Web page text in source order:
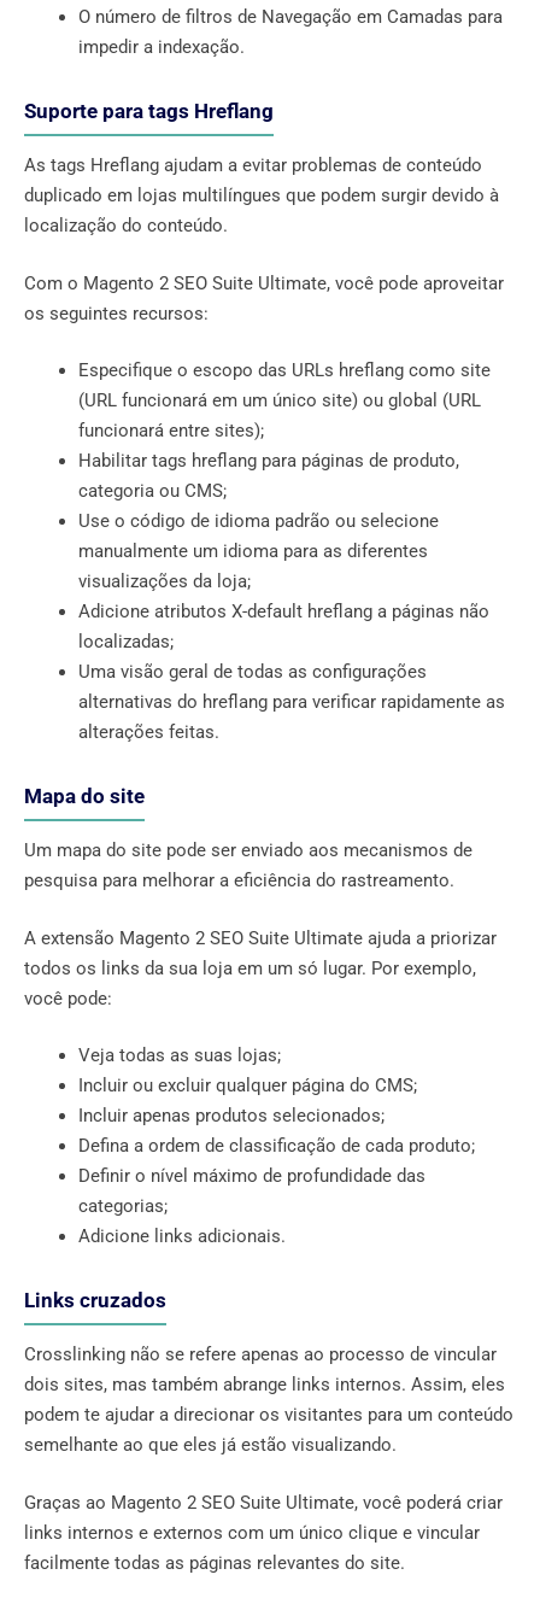
O número de filtros de Navegação em Camadas para
impedir a indexação.
Suporte para tags Hreflang
As tags Hreflang ajudam a evitar problemas de conteúdo
duplicado em lojas multilíngues que podem surgir devido à
localização do conteúdo.
Com o Magento 2 SEO Suite Ultimate, você pode aproveitar
os seguintes recursos:
Especifique o escopo das URLs hreflang como site
(URL funcionará em um único site) ou global (URL
funcionará entre sites);
Habilitar tags hreflang para páginas de produto,
categoria ou CMS;
Use o código de idioma padrão ou selecione
manualmente um idioma para as diferentes
visualizações da loja;
Adicione atributos X-default hreflang a páginas não
localizadas;
Uma visão geral de todas as configurações
alternativas do hreflang para verificar rapidamente as
alterações feitas.
Mapa do site
Um mapa do site pode ser enviado aos mecanismos de
pesquisa para melhorar a eficiência do rastreamento.
A extensão Magento 2 SEO Suite Ultimate ajuda a priorizar
todos os links da sua loja em um só lugar. Por exemplo,
você pode:
Veja todas as suas lojas;
Incluir ou excluir qualquer página do CMS;
Incluir apenas produtos selecionados;
Defina a ordem de classificação de cada produto;
Definir o nível máximo de profundidade das
categorias;
Adicione links adicionais.
Links cruzados
Crosslinking não se refere apenas ao processo de vincular
dois sites, mas também abrange links internos. Assim, eles
podem te ajudar a direcionar os visitantes para um conteúdo
semelhante ao que eles já estão visualizando.
Graças ao Magento 2 SEO Suite Ultimate, você poderá criar
links internos e externos com um único clique e vincular
facilmente todas as páginas relevantes do site.